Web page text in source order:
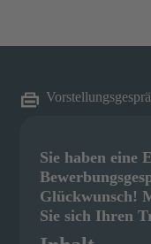
Sie haben eine
Glückwunsch!
Sie sich Ihren